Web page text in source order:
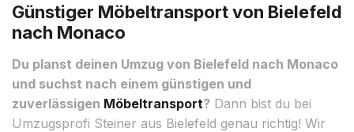
Günstiger Möbeltransport von Bielefeld
nach Monaco
Du planst deinen Umzug von Bielefeld nach Monaco
und suchst nach einem günstigen und
zuverlässigen Möbeltransport? Dann bist du bei
Umzugsprofi Steiner aus Bielefeld genau richtig! Wir